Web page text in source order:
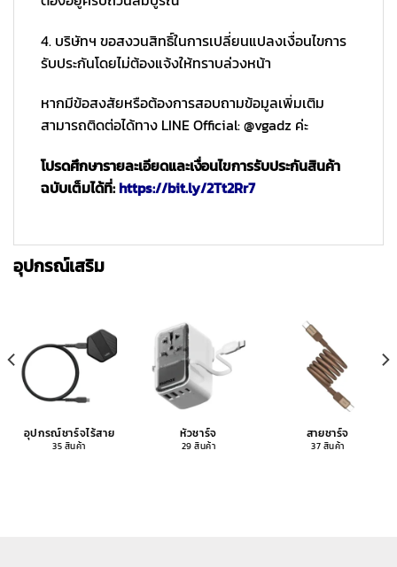
4. บริษัทฯ ขอสงวนสิทธิ์ในการเปลี่ยนแปลงเงื่อนไขการ
รับประกันโดยไม่ต้องแจ้งให้ทราบล่วงหน้า
หากมีข้อสงสัยหรือต้องการสอบถามข้อมูลเพิ่มเติม
สามารถติดต่อได้ทาง LINE Official: @vgadz ค่ะ
โปรดศึกษารายละเอียดและเงื่อนไขการรับประกันสินค้า
ฉบับเต็มได้ที่:https://bit.ly/2Tt2Rr7
อุปกรณ์เสริม
อุปกรณ์ชาร์จไร้สาย
35 สินค้า
หัวชาร์จ
29 สินค้า
สายชาร์จ
37 สินค้า